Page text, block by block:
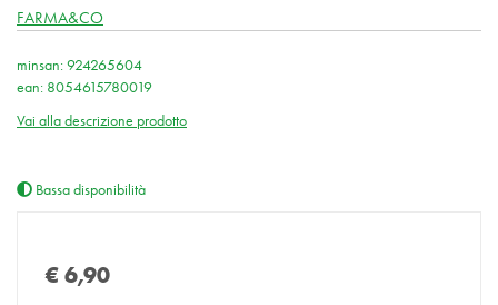
FARMA&CO
minsan: 924265604
ean: 8054615780019
Vai alla descrizione prodotto
Bassa disponibilità
€ 6,90